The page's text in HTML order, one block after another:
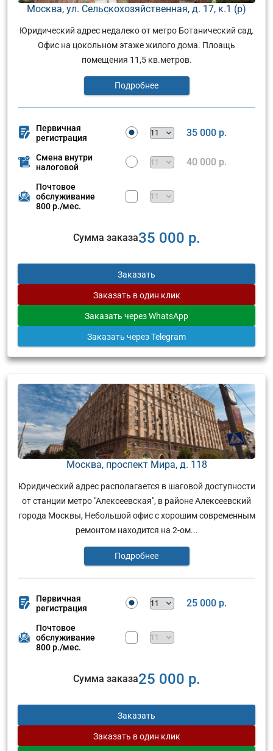
Москва, ул. Сельскохозяйственная, д. 17, к.1 (р)
Юридический адрес недалеко от метро Ботанический сад.
Офис на цокольном этаже жилого дома. Плоащь
помещения 11,5 кв.метров.
Подробнее
Первичная
регистрация
35 000 р.
Смена внутри
налоговой
40 000 р.
Почтовое
обслуживание
800 р./мес.
Сумма заказа35 000 р.
Заказать
Заказать в один клик
Заказать через WhatsApp
Заказать через Telegram
Москва, проспект Мира, д. 118
Юридический адрес располагается в шаговой доступности
от станции метро "Алексеевская", в районе Алексеевский
города Москвы, Небольшой офис с хорошим современным
ремонтом находится на 2-ом...
Подробнее
Первичная
регистрация
25 000 р.
Почтовое
обслуживание
800 р./мес.
Сумма заказа25 000 р.
Заказать
Заказать в один клик